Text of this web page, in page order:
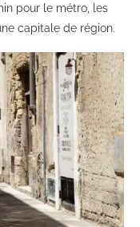
pour le métro, les
capitale de région.